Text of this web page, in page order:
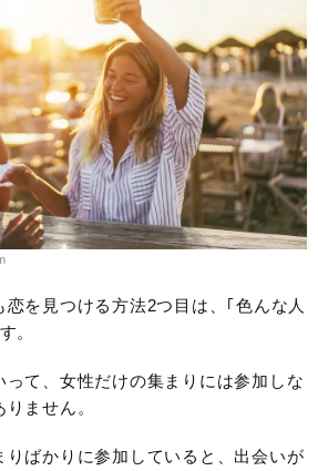
を見つける方法2つ目は、｢色んな人
。
って、女性だけの集まりには参加しな
ません。
りばかりに参加していると、出会いが